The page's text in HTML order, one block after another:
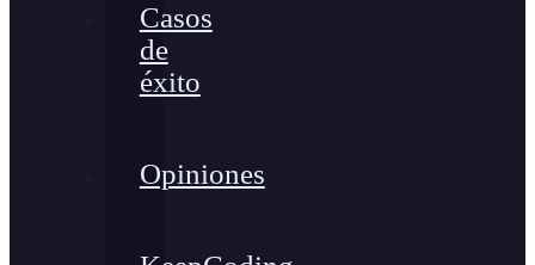
Casos
de
éxito
Opiniones